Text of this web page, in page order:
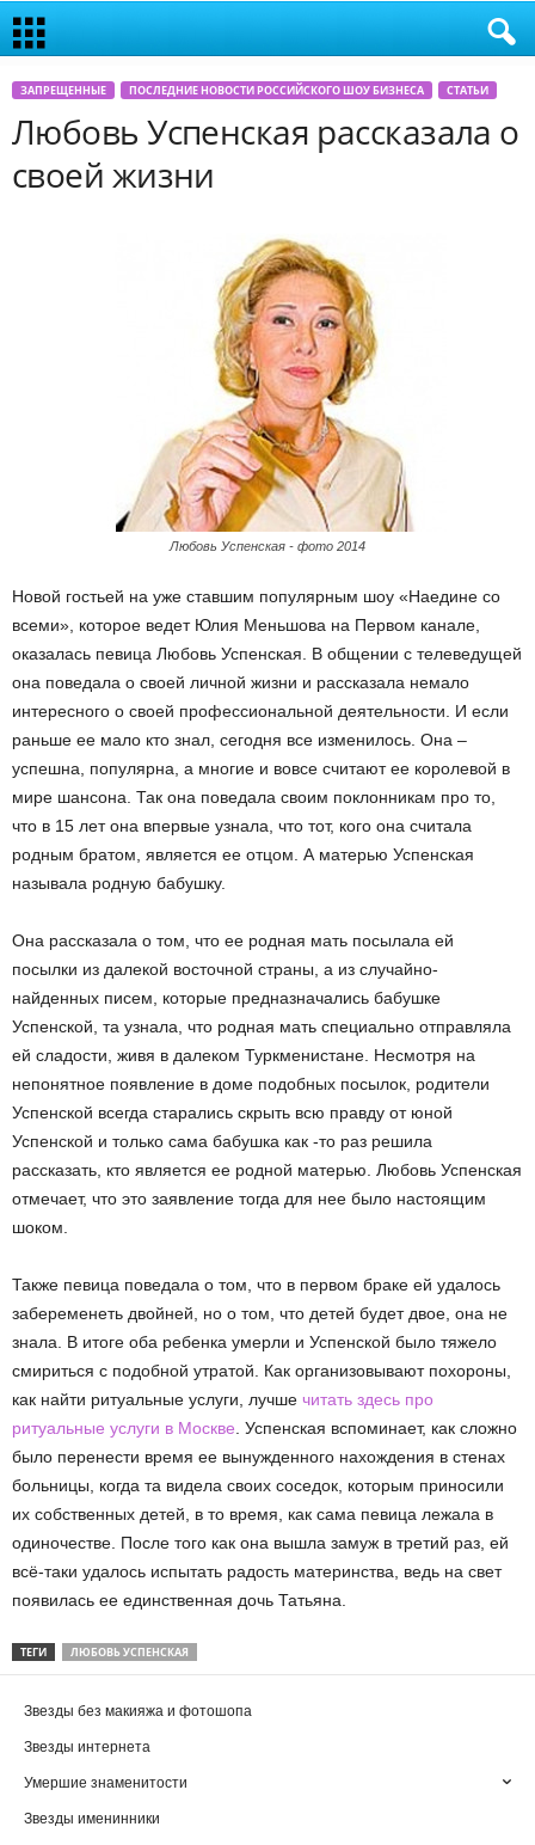
ЗАПРЕЩЕННЫЕ ПОСЛЕДНИЕ НОВОСТИ РОССИЙСКОГО ШОУ БИЗНЕСА СТАТЬИ
Любовь Успенская рассказала о
своей жизни
Любовь Успенская - фото 2014
Новой гостьей на уже ставшим популярным шоу «Наедине со
всеми», которое ведет Юлия Меньшова на Первом канале,
оказалась певица Любовь Успенская. В общении с телеведущей
она поведала о своей личной жизни и рассказала немало
интересного о своей профессиональной деятельности. И если
раньше ее мало кто знал, сегодня все изменилось. Она –
успешна, популярна, а многие и вовсе считают ее королевой в
мире шансона. Так она поведала своим поклонникам про то,
что в 15 лет она впервые узнала, что тот, кого она считала
родным братом, является ее отцом. А матерью Успенская
называла родную бабушку.
Она рассказала о том, что ее родная мать посылала ей
посылки из далекой восточной страны, а из случайно-
найденных писем, которые предназначались бабушке
Успенской, та узнала, что родная мать специально отправляла
ей сладости, живя в далеком Туркменистане. Несмотря на
непонятное появление в доме подобных посылок, родители
Успенской всегда старались скрыть всю правду от юной
Успенской и только сама бабушка как -то раз решила
рассказать, кто является ее родной матерью. Любовь Успенская
отмечает, что это заявление тогда для нее было настоящим
шоком.
Также певица поведала о том, что в первом браке ей удалось
забеременеть двойней, но о том, что детей будет двое, она не
знала. В итоге оба ребенка умерли и Успенской было тяжело
смириться с подобной утратой. Как организовывают похороны,
как найти ритуальные услуги, лучше читать здесь про
ритуальные услуги в Москве . Успенская вспоминает, как сложно
было перенести время ее вынужденного нахождения в стенах
больницы, когда та видела своих соседок, которым приносили
их собственных детей, в то время, как сама певица лежала в
одиночестве. После того как она вышла замуж в третий раз, ей
всё-таки удалось испытать радость материнства, ведь на свет
появилась ее единственная дочь Татьяна.
ТЕГИ ЛЮБОВЬ УСПЕНСКАЯ
Звезды без макияжа и фотошопа
Звезды интернета
Умершие знаменитости
Звезды именинники